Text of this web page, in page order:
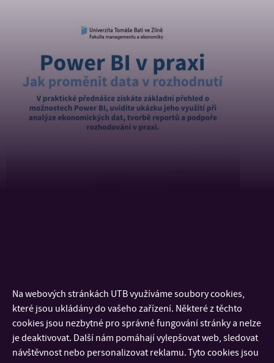
Na webových stránkách UTB využíváme soubory cookies,
které jsou ukládány do vašeho zařízení. Některé z těchto
cookies jsou nezbytné pro správné fungování stránky a nelze
je deaktivovat. Další nám pomáhají vylepšovat web, sledovat
návštěvnost nebo personalizovat reklamu. Tyto cookies jsou